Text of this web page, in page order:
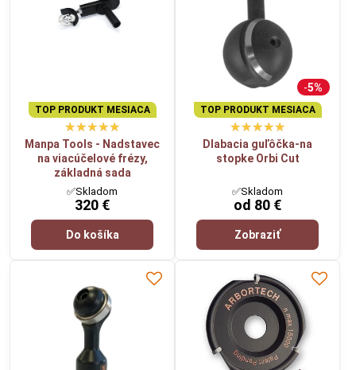
TOP PRODUKT MESIACA
Manpa Tools - Nadstavec
na viacúčelové frézy,
základná sada
✅Skladom
320 €
Do košíka
5%
TOP PRODUKT MESIACA
Dlabacia guľôčka-na
stopke Orbi Cut
✅Skladom
od 80 €
Zobraziť